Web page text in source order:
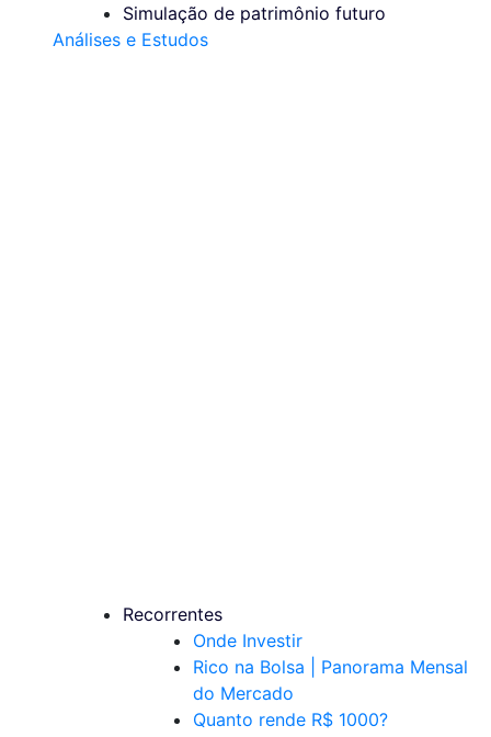
Simulação de patrimônio futuro
Análises e Estudos
Recorrentes
Onde Investir
Rico na Bolsa | Panorama Mensal
do Mercado
Quanto rende R$ 1000?